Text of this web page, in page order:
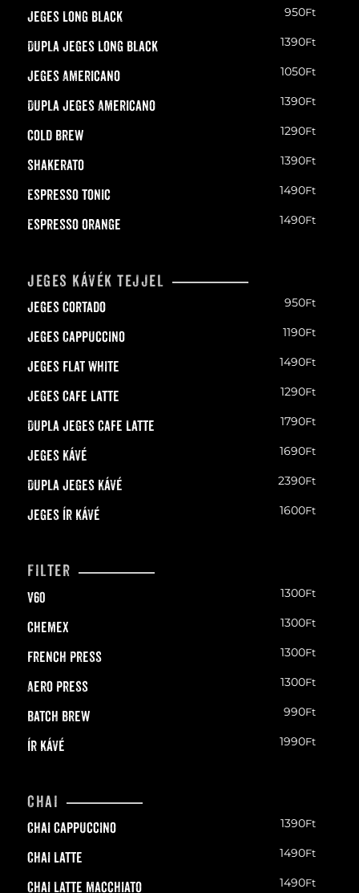
Jeges Long black 950Ft
Dupla Jeges Long black 1390Ft
Jeges Americano 1050Ft
Dupla Jeges Americano 1390Ft
Cold Brew 1290Ft
Shakerato 1390Ft
Espresso tonic 1490Ft
Espresso orange 1490Ft
Jeges kávék tejjel
Jeges Cortado 950Ft
Jeges Cappuccino 1190Ft
Jeges Flat White 1490Ft
Jeges Cafe Latte 1290Ft
Dupla Jeges Cafe Latte 1790Ft
Jeges Kávé 1690Ft
Dupla Jeges Kávé 2390Ft
Jeges Ír kávé 1600Ft
Filter
V60 1300Ft
Chemex 1300Ft
French Press 1300Ft
Aero Press 1300Ft
Batch Brew 990Ft
Ír kávé 1990Ft
Chai
Chai Cappuccino 1390Ft
Chai Latte 1490Ft
Chai Latte macchiato 1490Ft